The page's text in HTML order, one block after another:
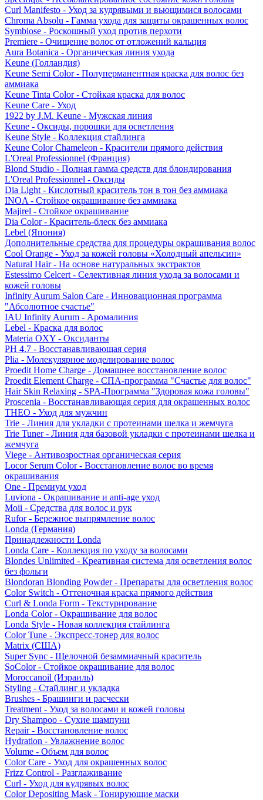
Curl Manifesto - Уход за кудрявыми и вьющимися волосами
Chroma Absolu - Гамма ухода для защиты окрашенных волос
Symbiose - Роскошный уход против перхоти
Premiere - Очищение волос от отложений кальция
Aura Botanica - Органическая линия ухода
Keune (Голландия)
Keune Semi Color - Полуперманентная краска для волос без
аммиака
Keune Tinta Color - Стойкая краска для волос
Keune Care - Уход
1922 by J.M. Keune - Мужская линия
Keune - Оксиды, порошки для осветления
Keune Style - Коллекция стайлинга
Keune Color Chameleon - Красители прямого действия
L'Oreal Professionnel (Франция)
Blond Studio - Полная гамма средств для блондирования
L'Oreal Professionnel - Оксиды
Dia Light - Кислотный краситель тон в тон без аммиака
INOA - Стойкое окрашивание без аммиака
Majirel - Стойкое окрашивание
Dia Color - Краситель-блеск без аммиака
Lebel (Япония)
Дополнительные средства для процедуры окрашивания волос
Cool Orange - Уход за кожей головы «Холодный апельсин»
Natural Hair - На основе натуральных экстрактов
Estessimo Celcert - Селективная линия ухода за волосами и
кожей головы
Infinity Aurum Salon Care - Инновационная программа
"Абсолютное счастье"
IAU Infinity Aurum - Аромалиния
Lebel - Краска для волос
Materia OXY - Оксиданты
PH 4.7 - Восстанавливающая серия
Plia - Молекулярное моделирование волос
Proedit Home Charge - Домашнее восстановление волос
Proedit Element Charge - СПА-программа "Счастье для волос"
Hair Skin Relaxing - SPA-Программа "Здоровая кожа головы"
Proscenia - Восстанавливающая серия для окрашенных волос
THEO - Уход для мужчин
Trie - Линия для укладки с протеинами шелка и жемчуга
Trie Tuner - Линия для базовой укладки с протеинами шелка и
жемчуга
Viege - Антивозростная органическая серия
Locor Serum Color - Восстановление волос во время
окрашивания
One - Премиум уход
Luviona - Окрашивание и anti-age уход
Moii - Средства для волос и рук
Rufor - Бережное выпрямление волос
Londa (Германия)
Принадлежности Londa
Londa Care - Коллекция по уходу за волосами
Blondes Unlimited - Креативная система для осветления волос
без фольги
Blondoran Blonding Powder - Препараты для осветления волос
Color Switch - Оттеночная краска прямого действия
Curl & Londa Form - Текстурирование
Londa Color - Окрашивание для волос
Londa Style - Новая коллекция стайлинга
Color Tune - Экспресс-тонер для волос
Matrix (США)
Super Sync - Щелочной безаммиачный краситель
SoColor - Стойкое окрашивание для волос
Moroccanoil (Израиль)
Styling - Стайлинг и укладка
Brushes - Брашинги и расчески
Treatment - Уход за волосами и кожей головы
Dry Shampoo - Сухие шампуни
Repair - Восстановление волос
Hydration - Увлажнение волос
Volume - Объем для волос
Color Care - Уход для окрашенных волос
Frizz Control - Разглаживание
Curl - Уход для кудрявых волос
Color Depositing Mask - Тонирующие маски